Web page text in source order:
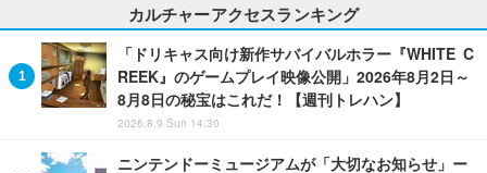
カルチャーアクセスランキング
「ドリキャス向け新作サバイバルホラー『WHITE C
REEK』のゲームプレイ映像公開」2026年8月2日～
8月8日の秘宝はこれだ！【週刊トレハン】
2026.8.9 Sun 14:30
ニンテンドーミュージアムが「大切なお知らせ」ー